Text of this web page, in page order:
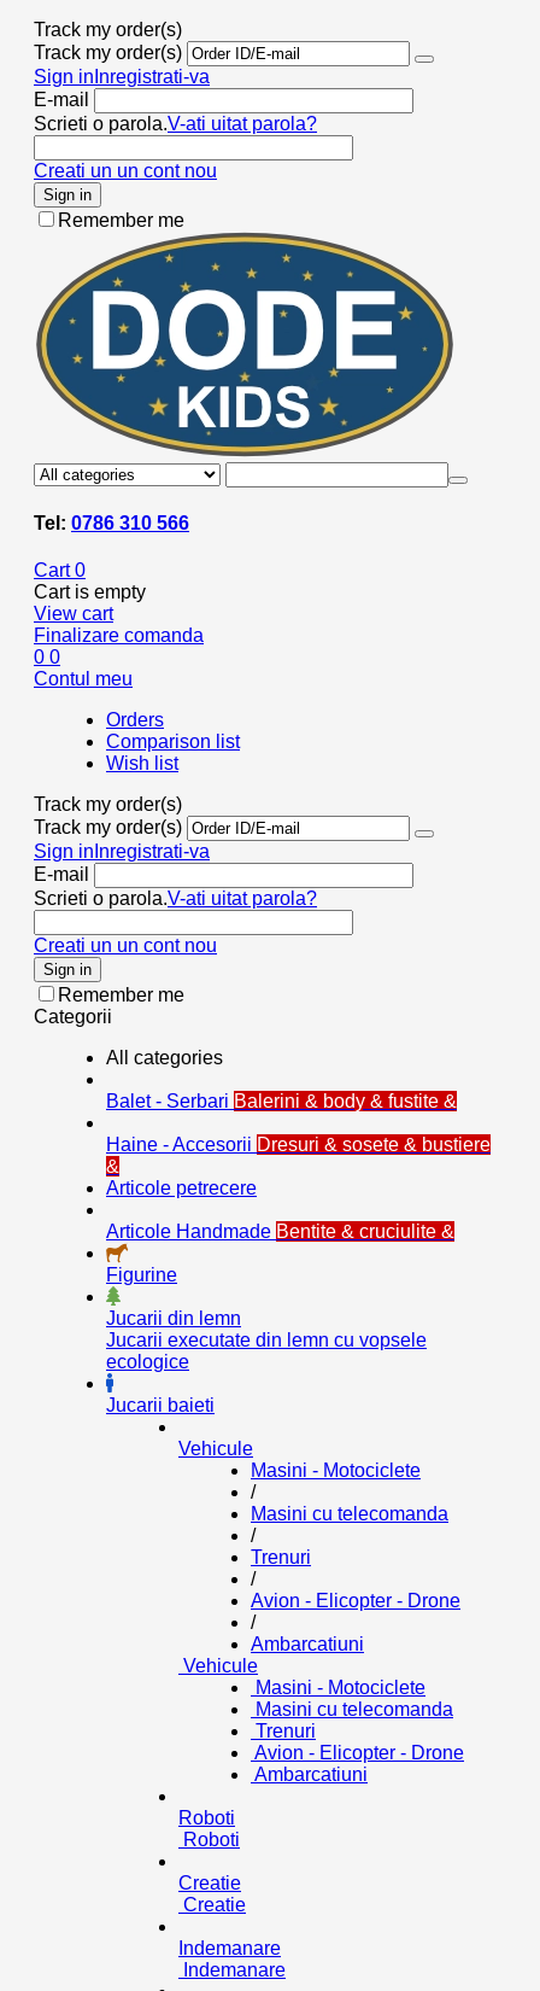
Track my order(s)
Track my order(s)
Sign in Inregistrati-va
E-mail
Scrieti o parola.V-ati uitat parola?
Creati un un cont nou
Sign in
Remember me
Tel: 0786 310 566
Cart 0
Cart is empty
View cart
Finalizare comanda
0 0
Contul meu
Orders
Comparison list
Wish list
Track my order(s)
Track my order(s)
Sign in Inregistrati-va
E-mail
Scrieti o parola.V-ati uitat parola?
Creati un un cont nou
Sign in
Remember me
Categorii
All categories
Balet - Serbari Balerini & body & fustite &
Haine - Accesorii Dresuri & sosete & bustiere
&
Articole petrecere
Articole Handmade Bentite & cruciulite &
Figurine
Jucarii din lemn
Jucarii executate din lemn cu vopsele
ecologice
Jucarii baieti
Vehicule
Masini - Motociclete
/
Masini cu telecomanda
/
Trenuri
/
Avion - Elicopter - Drone
/
Ambarcatiuni
Vehicule
Masini - Motociclete
Masini cu telecomanda
Trenuri
Avion - Elicopter - Drone
Ambarcatiuni
Roboti
Roboti
Creatie
Creatie
Indemanare
Indemanare